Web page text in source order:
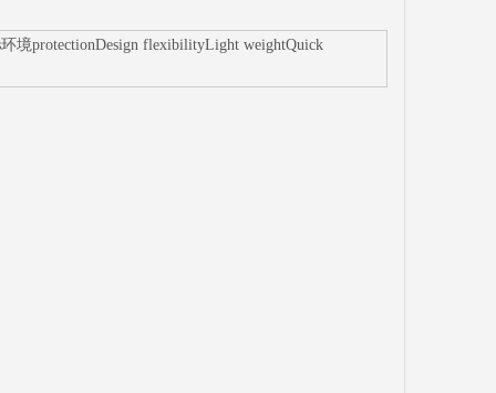
环境protectionDesign flexibilityLight weightQuick